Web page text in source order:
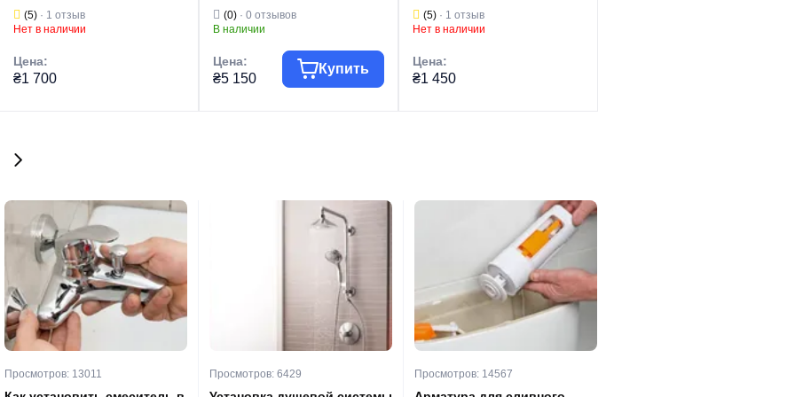
(GF1087)
(5) · 1 отзыв
Нет в наличии
Цена:
₴1 700
Тип
Центробежный
Страна бренда
Китай
(0) · 0 отзывов
В наличии
Цена:
₴5 150
Купить
Страна бренда
Чехия
(5) · 1 отзыв
Нет в наличии
Цена:
₴1 450
Тип
Центробежный
Китай
Просмотров: 13011 Просмотров: 6429 Просмотров: 14567